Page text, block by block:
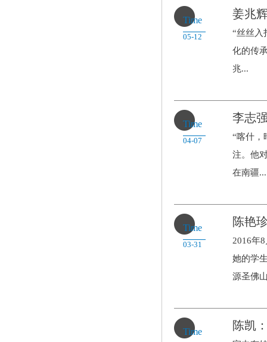
Time
05-12
姜兆
“丝丝入
化的传
兆...
Time
04-07
李志
“喀什，
注。他
在南疆...
Time
03-31
陈艳
2016年
她的学
源圣佛
Time 陈凯